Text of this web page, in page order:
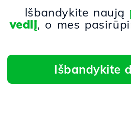
Išbandykite naują
vedlį, o mes
Išbandykite